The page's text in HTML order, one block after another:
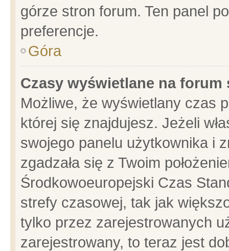
górze stron forum. Ten panel
preferencje.
Góra
Czasy wyświetlane na forum
Możliwe, że wyświetlany czas
której się znajdujesz. Jeżeli
swojego panelu użytkownika i
zgadzała się z Twoim
Środkowoeuropejski Czas
strefy czasowej, tak jak
tylko przez zarejestrowanych
zarejestrowany, to teraz jest